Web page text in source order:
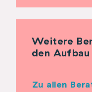
Weitere
den
Zu allen